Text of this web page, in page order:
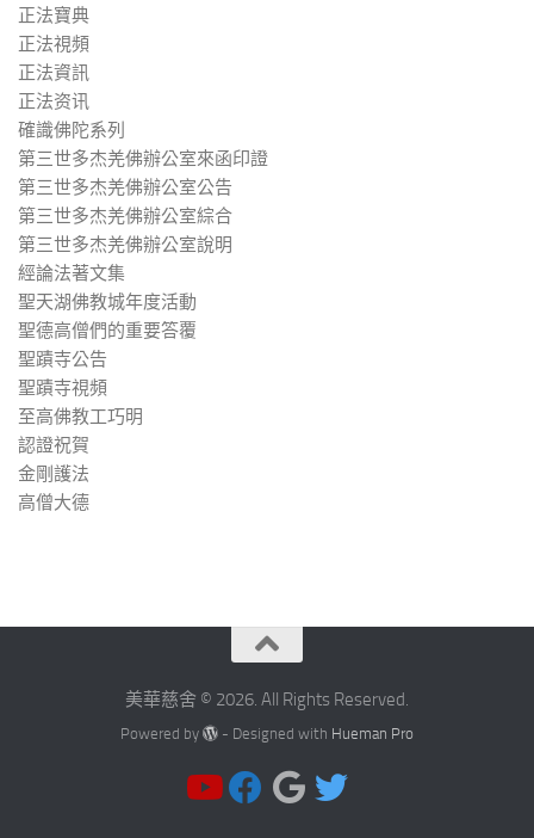
正法寶典
正法視頻
正法資訊
正法资讯
確識佛陀系列
第三世多杰羌佛辦公室來函印證
第三世多杰羌佛辦公室公告
第三世多杰羌佛辦公室綜合
第三世多杰羌佛辦公室說明
經論法著文集
聖天湖佛教城年度活動
聖德高僧們的重要答覆
聖蹟寺公告
聖蹟寺視頻
至高佛教工巧明
認證祝賀
金剛護法
高僧大德
美華慈舍 © 2026. All Rights Reserved.
Powered by - Designed with Hueman Pro